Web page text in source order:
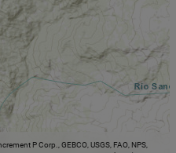
P Corp., GEBCO, USGS, FAO, NPS,